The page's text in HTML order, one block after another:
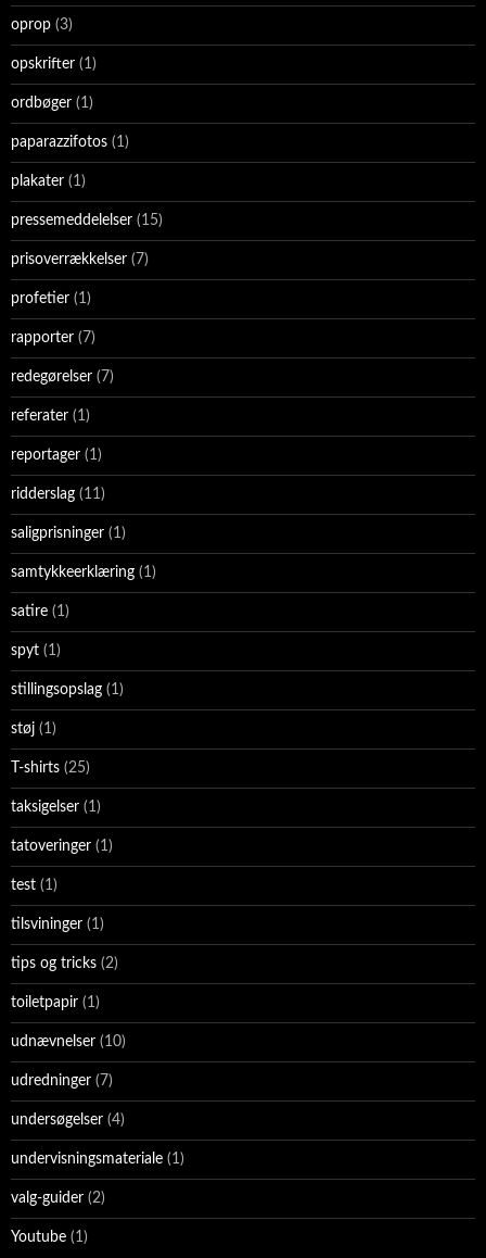
oprop (3)
opskrifter (1)
ordbøger (1)
paparazzifotos (1)
plakater (1)
pressemeddelelser (15)
prisoverrækkelser (7)
profetier (1)
rapporter (7)
redegørelser (7)
referater (1)
reportager (1)
ridderslag (11)
saligprisninger (1)
samtykkeerklæring (1)
satire (1)
spyt (1)
stillingsopslag (1)
støj (1)
T-shirts (25)
taksigelser (1)
tatoveringer (1)
test (1)
tilsvininger (1)
tips og tricks (2)
toiletpapir (1)
udnævnelser (10)
udredninger (7)
undersøgelser (4)
undervisningsmateriale (1)
valg-guider (2)
Youtube (1)